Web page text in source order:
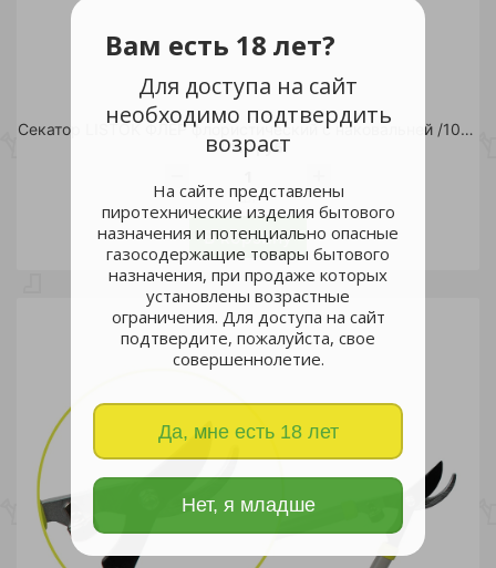
Вам есть 18 лет?
Для доступа на сайт
необходимо подтвердить
возраст
На сайте представлены
пиротехнические изделия бытового
назначения и потенциально опасные
газосодержащие товары бытового
назначения, при продаже которых
установлены возрастные
ограничения. Для доступа на сайт
подтвердите, пожалуйста, свое
совершеннолетие.
Да, мне есть 18 лет
Нет, я младше
Секатор LISTOK ФЛЁР флористический с наковальней /10/100
1 170 руб.
шт
В корзину